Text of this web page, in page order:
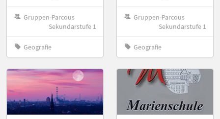
Gruppen-Parcous
Sekundarstufe 1
Geografie
Gruppen-Parcous
Sekundarstufe 1
Geografie